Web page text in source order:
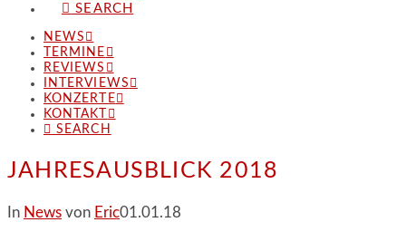
SEARCH
NEWS
TERMINE
REVIEWS
INTERVIEWS
KONZERTE
KONTAKT
SEARCH
JAHRESAUSBLICK 2018
In News von Eric01.01.18